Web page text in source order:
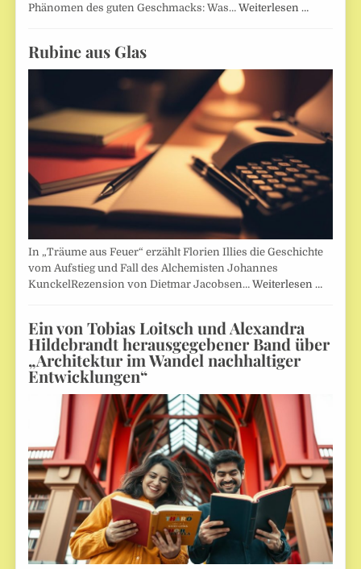
Phänomen des guten Geschmacks: Was…Weiterlesen …
Rubine aus Glas
In „Träume aus Feuer“ erzählt Florien Illies die Geschichte
vom Aufstieg und Fall des Alchemisten Johannes
KunckelRezension von Dietmar Jacobsen…Weiterlesen …
Ein von Tobias Loitsch und Alexandra
Hildebrandt herausgegebener Band über
„Architektur im Wandel nachhaltiger
Entwicklungen“